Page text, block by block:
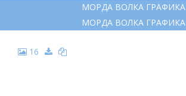
МОРДА ВОЛКА ГРАФИКА
МОРДА ВОЛКА ГРАФИКА
16